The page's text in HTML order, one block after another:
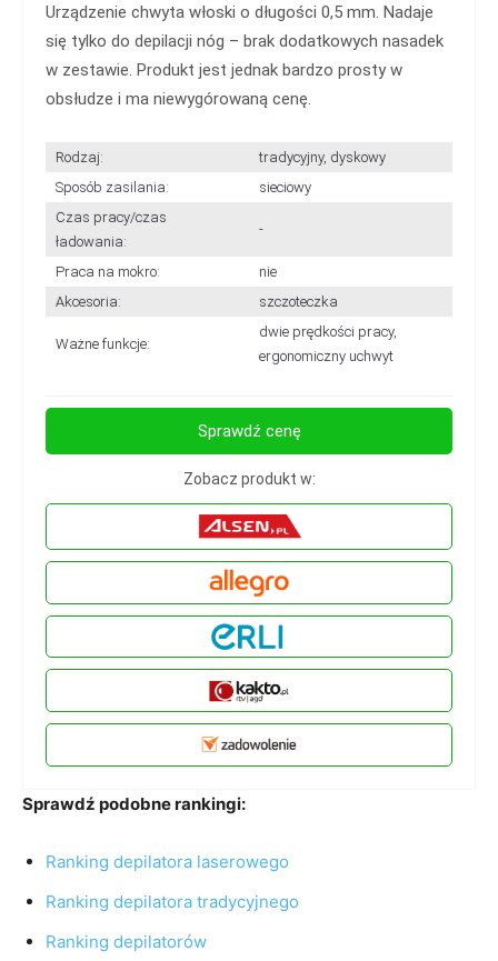
Urządzenie chwyta włoski o długości 0,5 mm. Nadaje
się tylko do depilacji nóg – brak dodatkowych nasadek
w zestawie. Produkt jest jednak bardzo prosty w
obsłudze i ma niewygórowaną cenę.
Rodzaj:
tradycyjny, dyskowy
Sposób zasilania:
sieciowy
Czas pracy/czas
ładowania:
-
Praca na mokro:
nie
Akcesoria:
szczoteczka
Ważne funkcje:
dwie prędkości pracy,
ergonomiczny uchwyt
Sprawdź cenę
Zobacz produkt w:
Sprawdź podobne rankingi:
Ranking depilatora laserowego
Ranking depilatora tradycyjnego
Ranking depilatorów